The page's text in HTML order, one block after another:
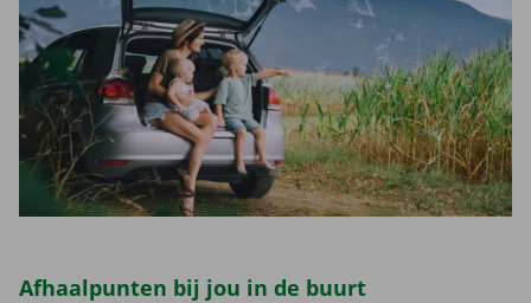
Afhaalpunten bij jou in de buurt